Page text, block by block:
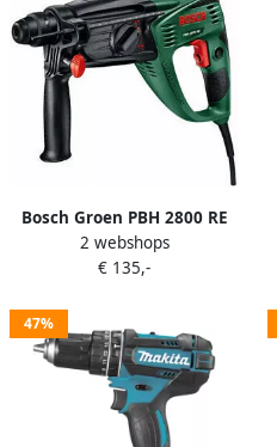
Bosch Groen PBH 2800 RE
boorhamer | 720w 2.6J
0603393000
2 webshops
€ 135,-
47%